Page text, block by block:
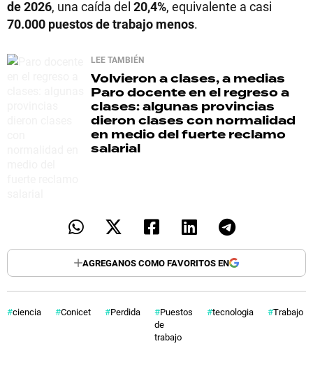
de 2026, una caída del 20,4%, equivalente a casi
70.000 puestos de trabajo menos.
LEE TAMBIÉN
Volvieron a clases, a medias
Paro docente en el regreso a
clases: algunas provincias
dieron clases con normalidad
en medio del fuerte reclamo
salarial
AGREGANOS COMO FAVORITOS EN
ciencia Conicet Perdida
Puestos
de
trabajo
tecnologia Trabajo